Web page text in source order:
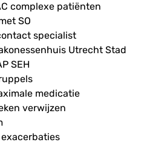
complexe patiënten
SO
specialist
Utrecht Stad
SEH
medicatie
verwijzen